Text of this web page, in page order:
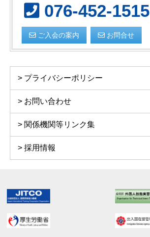
076-452-1515
ご入会の案内 お問合せ
プライバシーポリシー
お問い合わせ
関係機関等リンク集
採用情報